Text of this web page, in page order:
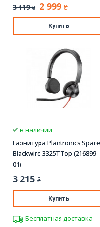
3 119 ₴ 2 999 ₴
Купить
в наличии
Гарнитура Plantronics Spare
Blackwire 3325T Top (216899-
01)
3 215 ₴
Купить
Бесплатная доставка